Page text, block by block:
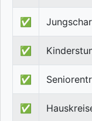
✅
✅
✅
✅